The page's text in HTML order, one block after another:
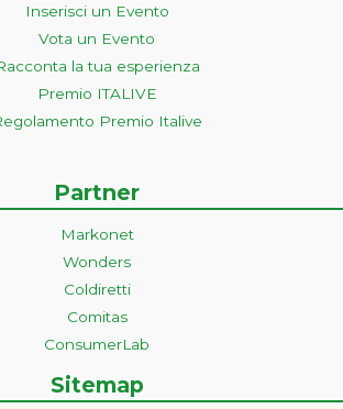
Inserisci un Evento
Vota un Evento
la tua esperienza
Premio ITALIVE
Premio Italive
Partner
Markonet
Wonders
Coldiretti
Comitas
ConsumerLab
Sitemap